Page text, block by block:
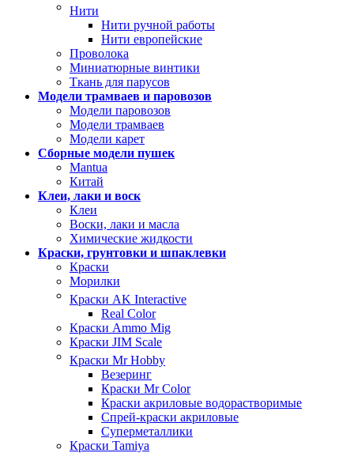
Нити
Нити ручной работы
Нити европейские
Проволока
Миниатюрные винтики
Ткань для парусов
Модели трамваев и паровозов
Модели паровозов
Модели трамваев
Модели карет
Сборные модели пушек
Mantua
Китай
Клеи, лаки и воск
Клеи
Воски, лаки и масла
Химические жидкости
Краски, грунтовки и шпаклевки
Краски
Морилки
Краски AK Interactive
Real Color
Краски Ammo Mig
Краски JIM Scale
Краски Mr Hobby
Везеринг
Краски Mr Color
Краски акриловые водорастворимые
Спрей-краски акриловые
Суперметаллики
Краски Tamiya